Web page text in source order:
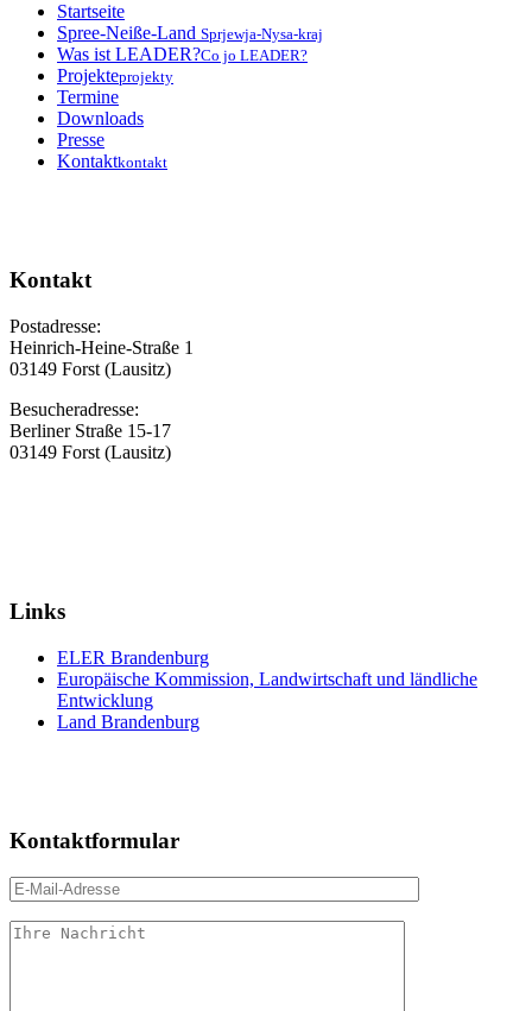
Startseite
Spree-Neiße-Land Sprjewja-Nysa-kraj
Was ist LEADER?Co jo LEADER?
Projekteprojekty
Termine
Downloads
Presse
Kontaktkontakt
Kontakt
Postadresse:
Heinrich-Heine-Straße 1
03149 Forst (Lausitz)
Besucheradresse:
Berliner Straße 15-17
03149 Forst (Lausitz)
Links
ELER Brandenburg
Europäische Kommission, Landwirtschaft und ländliche
Entwicklung
Land Brandenburg
Kontaktformular